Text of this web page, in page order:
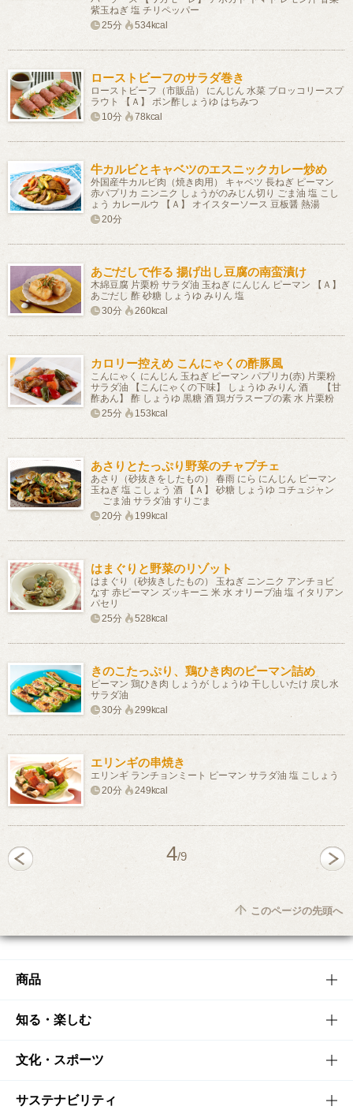
紫玉ねぎ 塩 チリペッパー
25分
534kcal
ローストビーフのサラダ巻き
ローストビーフ（市販品） にんじん 水菜 ブロッコリースプ
ラウト 【Ａ】 ポン酢しょうゆ はちみつ
10分
78kcal
牛カルビとキャベツのエスニックカレー炒め
外国産牛カルビ肉（焼き肉用） キャベツ 長ねぎ ピーマン
赤パプリカ ニンニク しょうがのみじん切り ごま油 塩 こし
ょう カレールウ 【Ａ】 オイスターソース 豆板醤 熱湯
20分
あごだしで作る 揚げ出し豆腐の南蛮漬け
木綿豆腐 片栗粉 サラダ油 玉ねぎ にんじん ピーマン 【Ａ】
あごだし 酢 砂糖 しょうゆ みりん 塩
30分
260kcal
カロリー控えめ こんにゃくの酢豚風
こんにゃく にんじん 玉ねぎ ピーマン パプリカ(赤) 片栗粉
サラダ油 【こんにゃくの下味】 しょうゆ みりん 酒 【甘
酢あん】 酢 しょうゆ 黒糖 酒 鶏ガラスープの素 水 片栗粉
25分
153kcal
あさりとたっぷり野菜のチャプチェ
あさり（砂抜きをしたもの） 春雨 にら にんじん ピーマン
玉ねぎ 塩 こしょう 酒 【Ａ】 砂糖 しょうゆ コチュジャン
ごま油 サラダ油 すりごま
20分
199kcal
はまぐりと野菜のリゾット
はまぐり（砂抜きしたもの） 玉ねぎ ニンニク アンチョビ
なす 赤ピーマン ズッキーニ 米 水 オリーブ油 塩 イタリアン
パセリ
25分
528kcal
きのこたっぷり、鶏ひき肉のピーマン詰め
ピーマン 鶏ひき肉 しょうが しょうゆ 干ししいたけ 戻し水
サラダ油
30分
299kcal
エリンギの串焼き
エリンギ ランチョンミート ピーマン サラダ油 塩 こしょう
20分
249kcal
4/9
このページの先頭へ
商品
商品TOP
商品一覧
商品発売情報
知る・楽しむ
知る・楽しむTOP
キャンペーン
文化・スポーツ
文化・スポーツTOP
サステナビリティ